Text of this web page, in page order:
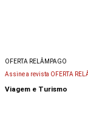
OFERTA RELÂMPAGO
Assine a revista OFERTA
Viagem e Turismo